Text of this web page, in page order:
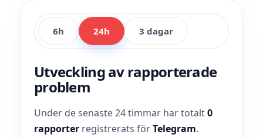
6h 24h 3 dagar
Utveckling av rapporterade
problem
Under de senaste 24 timmar har totalt0
rapporter registrerats förTelegram.